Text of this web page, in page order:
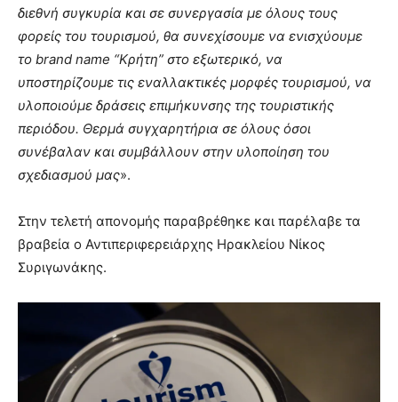
διεθνή συγκυρία και σε συνεργασία με όλους τους
φορείς του τουρισμού, θα συνεχίσουμε να ενισχύουμε
το brand name “Κρήτη” στο εξωτερικό, να
υποστηρίζουμε τις εναλλακτικές μορφές τουρισμού, να
υλοποιούμε δράσεις επιμήκυνσης της τουριστικής
περιόδου. Θερμά συγχαρητήρια σε όλους όσοι
συνέβαλαν και συμβάλλουν στην υλοποίηση του
σχεδιασμού μας».
Στην τελετή απονομής παραβρέθηκε και παρέλαβε τα
βραβεία ο Αντιπεριφερειάρχης Ηρακλείου Νίκος
Συριγωνάκης.